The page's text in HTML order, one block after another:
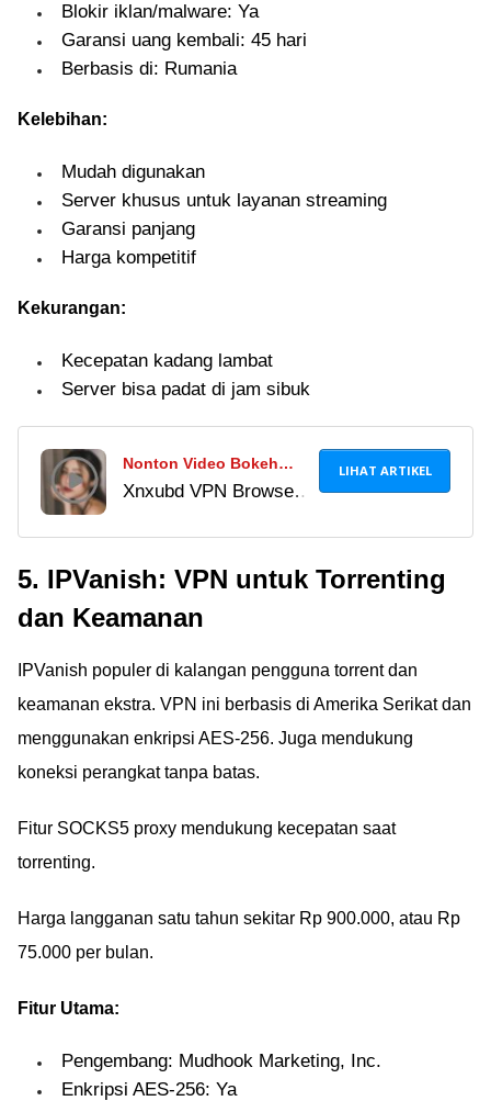
Blokir iklan/malware: Ya
Garansi uang kembali: 45 hari
Berbasis di: Rumania
Kelebihan:
Mudah digunakan
Server khusus untuk layanan streaming
Garansi panjang
Harga kompetitif
Kekurangan:
Kecepatan kadang lambat
Server bisa padat di jam sibuk
Nonton Video Bokeh
Japanese Word Origin
Video Chrome, Bahaya?
Xnxubd VPN Browser
digunakan untuk
Japanese Word Origin
Full 100% asli dengan
LIHAT ARTIKEL
5. IPVanish: VPN untuk Torrenting
dan Keamanan
IPVanish populer di kalangan pengguna torrent dan
keamanan ekstra. VPN ini berbasis di Amerika Serikat dan
menggunakan enkripsi AES-256. Juga mendukung
koneksi perangkat tanpa batas.
Fitur SOCKS5 proxy mendukung kecepatan saat
torrenting.
Harga langganan satu tahun sekitar Rp 900.000, atau Rp
75.000 per bulan.
Fitur Utama:
Pengembang: Mudhook Marketing, Inc.
Enkripsi AES-256: Ya